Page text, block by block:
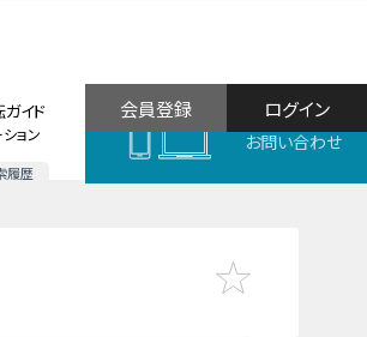
ョン
履歴
イド
お問い合わせ
ログイン
会員登録